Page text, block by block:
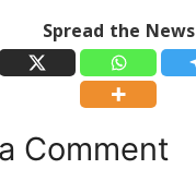
Spread the News
Comment